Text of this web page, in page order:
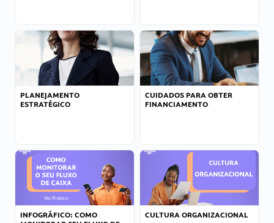
PLANEJAMENTO
ESTRATÉGICO
CUIDADOS PARA OBTER
FINANCIAMENTO
INFOGRÁFICO: COMO
CULTURA ORGANIZACIONAL